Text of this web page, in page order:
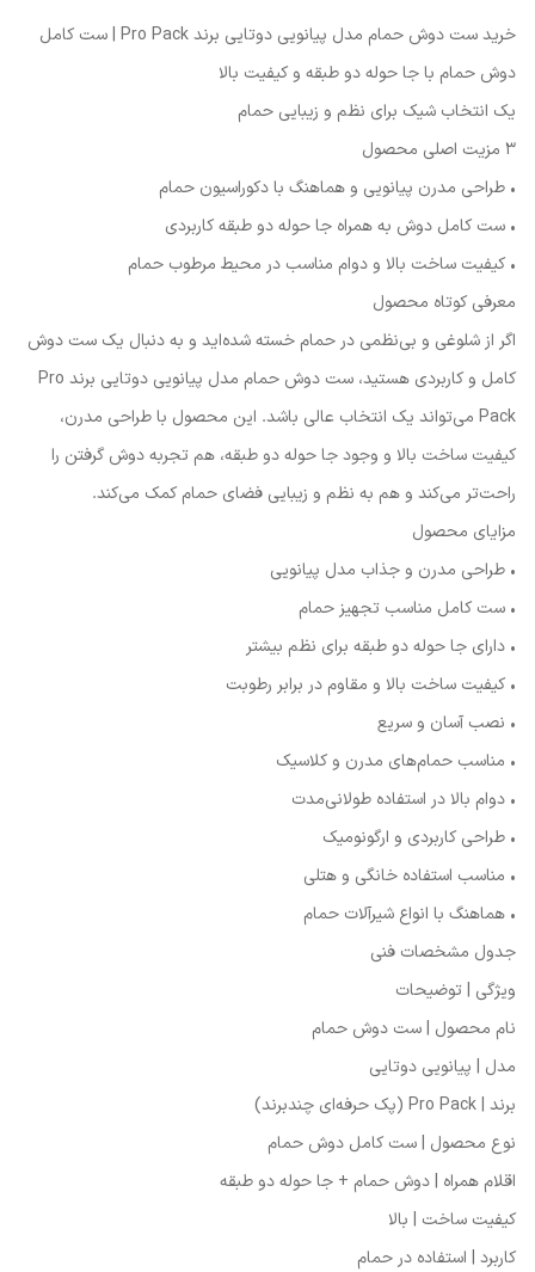
خرید ست دوش حمام مدل پیانویی دوتایی برند Pro Pack | ست کامل
دوش حمام با جا حوله دو طبقه و کیفیت بالا
یک انتخاب شیک برای نظم و زیبایی حمام
۳ مزیت اصلی محصول
• طراحی مدرن پیانویی و هماهنگ با دکوراسیون حمام
• ست کامل دوش به همراه جا حوله دو طبقه کاربردی
• کیفیت ساخت بالا و دوام مناسب در محیط مرطوب حمام
معرفی کوتاه محصول
اگر از شلوغی و بی‌نظمی در حمام خسته شده‌اید و به دنبال یک ست دوش
کامل و کاربردی هستید، ست دوش حمام مدل پیانویی دوتایی برند Pro
Pack می‌تواند یک انتخاب عالی باشد. این محصول با طراحی مدرن،
کیفیت ساخت بالا و وجود جا حوله دو طبقه، هم تجربه دوش گرفتن را
راحت‌تر می‌کند و هم به نظم و زیبایی فضای حمام کمک می‌کند.
مزایای محصول
• طراحی مدرن و جذاب مدل پیانویی
• ست کامل مناسب تجهیز حمام
• دارای جا حوله دو طبقه برای نظم بیشتر
• کیفیت ساخت بالا و مقاوم در برابر رطوبت
• نصب آسان و سریع
• مناسب حمام‌های مدرن و کلاسیک
• دوام بالا در استفاده طولانی‌مدت
• طراحی کاربردی و ارگونومیک
• مناسب استفاده خانگی و هتلی
• هماهنگ با انواع شیرآلات حمام
جدول مشخصات فنی
ویژگی | توضیحات
نام محصول | ست دوش حمام
مدل | پیانویی دوتایی
برند | Pro Pack (پک حرفه‌ای چندبرند)
نوع محصول | ست کامل دوش حمام
اقلام همراه | دوش حمام + جا حوله دو طبقه
کیفیت ساخت | بالا
کاربرد | استفاده در حمام